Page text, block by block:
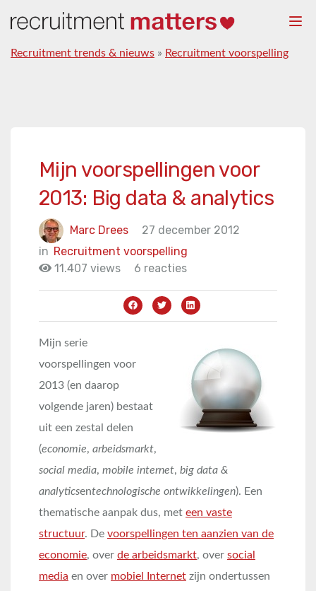
Recruitment trends & nieuws » Recruitment voorspelling
Mijn voorspellingen voor
2013: Big data & analytics
Marc Drees
27 december 2012
in Recruitment voorspelling
11.407 views
6 reacties
Mijn serie
voorspellingen voor
2013 (en daarop
volgende jaren) bestaat
uit een zestal delen
(economie, arbeidsmarkt,
social media, mobile internet, big data &
analyticsentechnologische ontwikkelingen). Een
thematische aanpak dus, met een vaste
structuur. De voorspellingen ten aanzien van de
economie, over de arbeidsmarkt, over social
media en over mobiel Internet zijn ondertussen